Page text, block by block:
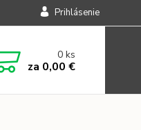
Prihlásenie
0ks
za 0,00 €